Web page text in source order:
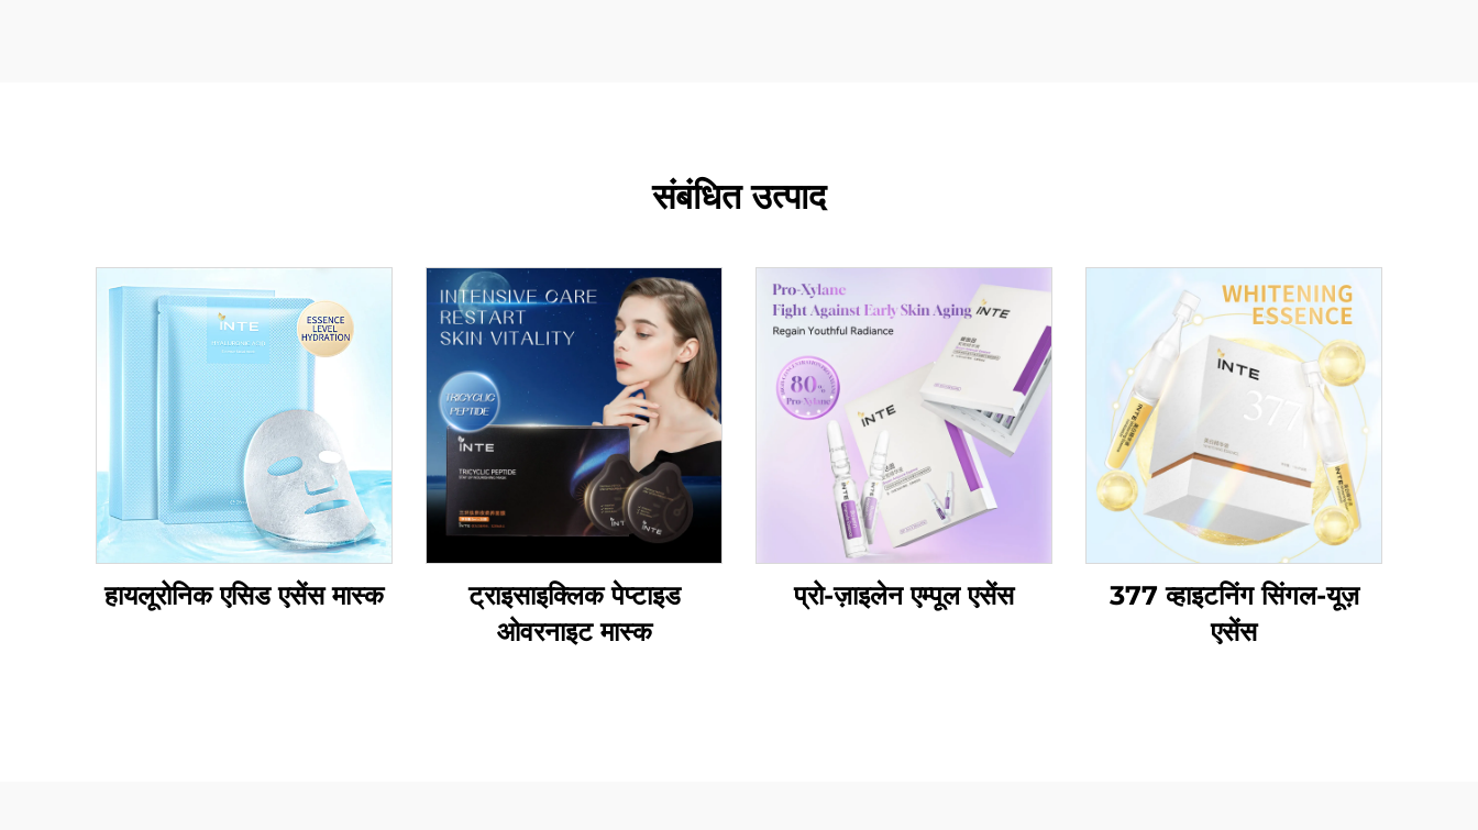
संबंधित उत्पाद
हायलूरोनिक एसिड एसेंस मास्क
ट्राइसाइक्लिक पेप्टाइड
ओवरनाइट मास्क
प्रो-ज़ाइलेन एम्पूल एसेंस
377 व्हाइटनिंग सिंगल-यूज़
एसेंस